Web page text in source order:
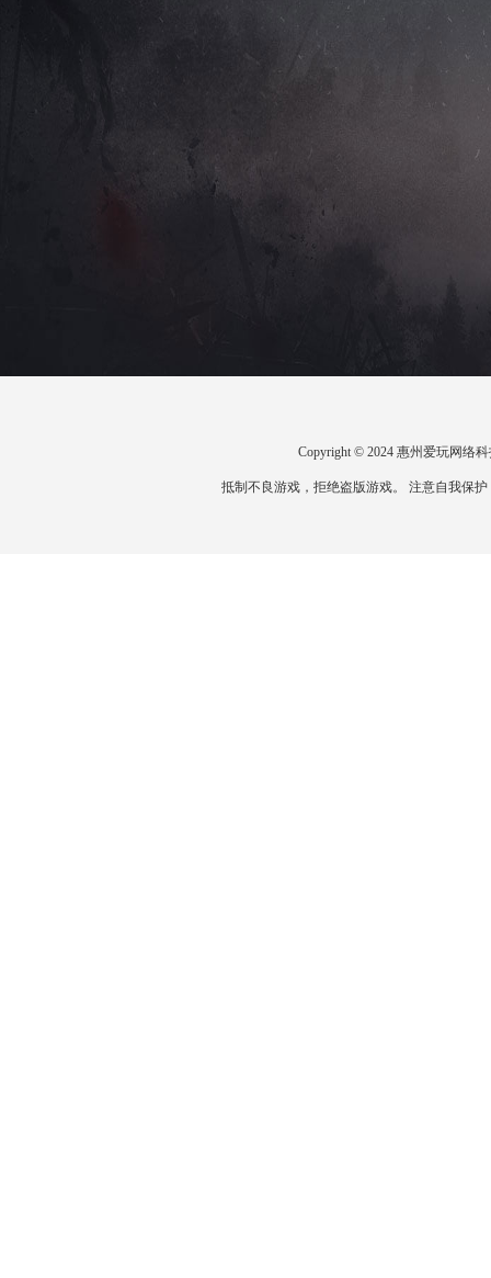
Copyright © 2024 惠州爱玩网络
抵制不良游戏，拒绝盗版游戏。 注意自我保